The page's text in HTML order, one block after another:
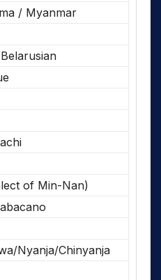
/ Myanmar
of Min-Nan)
Nyanja/Chinyanja